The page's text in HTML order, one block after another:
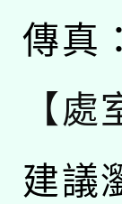
傳真
【處
建議